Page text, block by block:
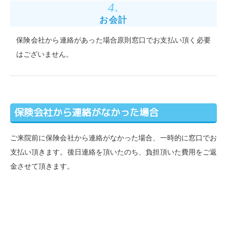
4.
お会計
保険会社から連絡があった場合原則窓口でお支払い頂く必要
はございません。
保険会社から連絡がなかった場合
ご来院前に保険会社から連絡がなかった場合、一時的に窓口でお
支払い頂きます。後日連絡を頂いたのち、負担頂いた費用をご返
金させて頂きます。